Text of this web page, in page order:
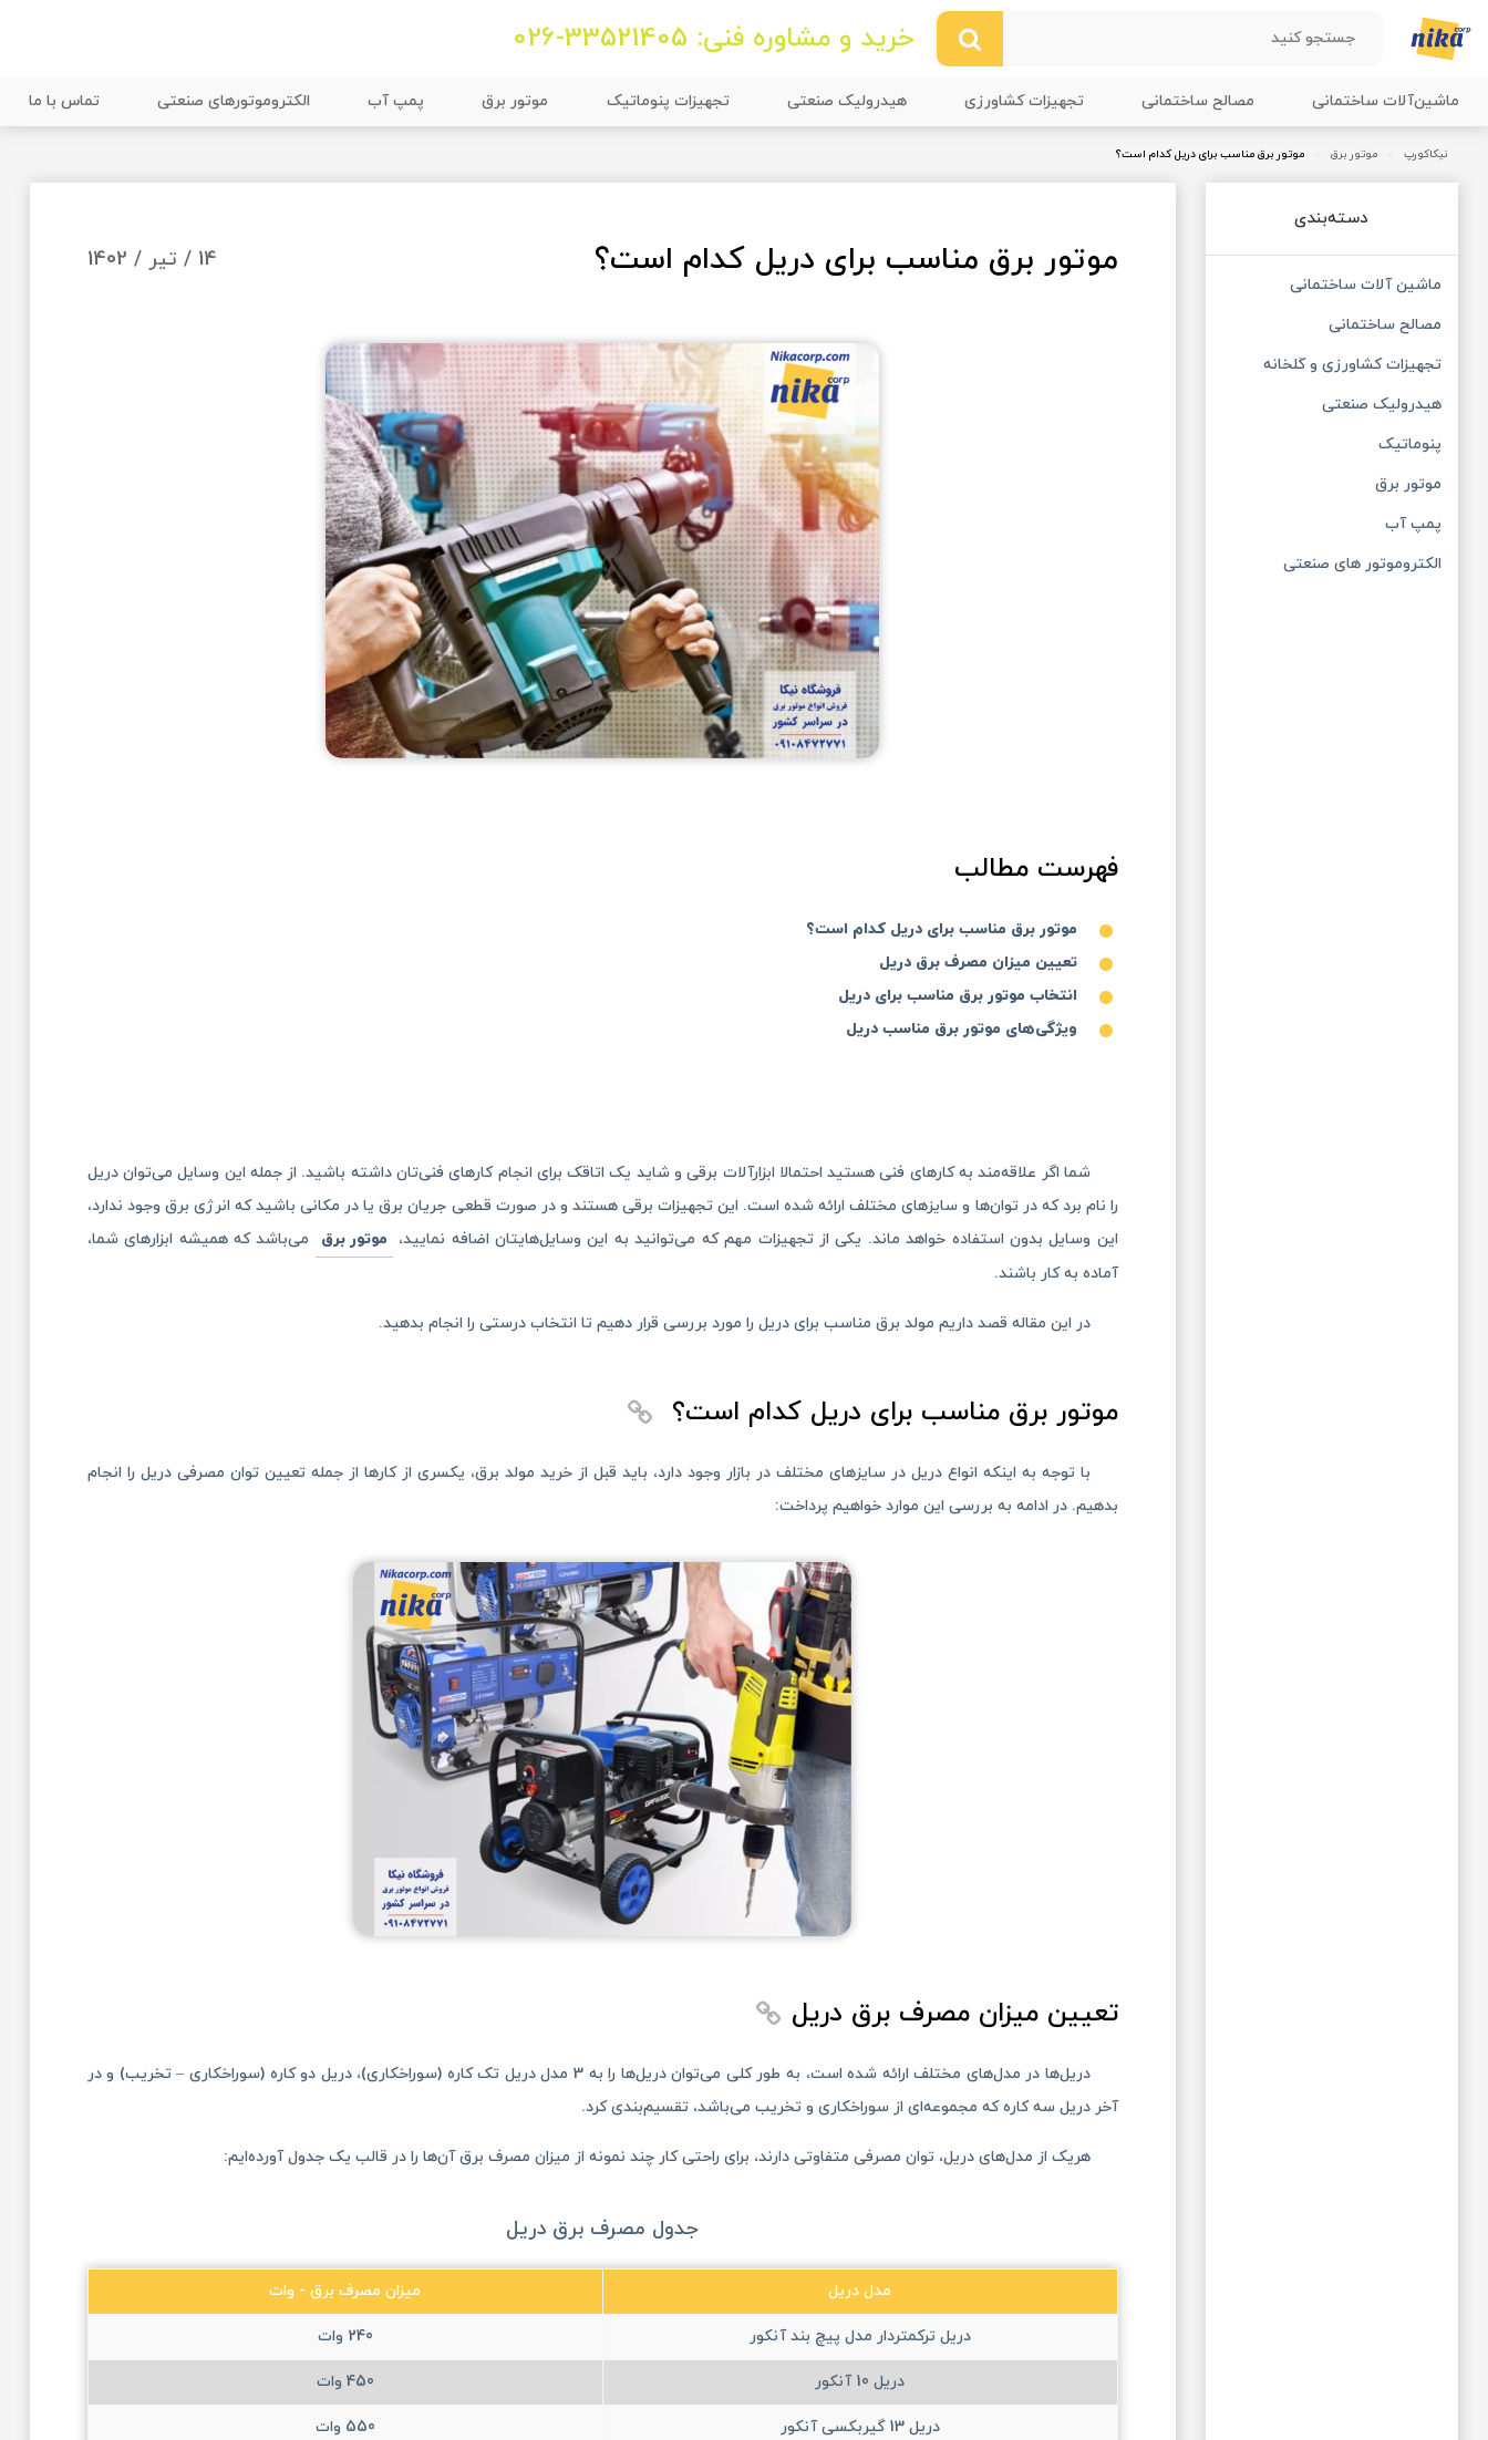
خرید و مشاوره فنی: 33521405-026
ماشین‌آلات ساختمانی مصالح ساختمانی تجهیزات کشاورزی هیدرولیک صنعتی تجهیزات پنوماتیک موتور برق پمپ آب الکتروموتورهای صنعتی تماس با ما
نیکاکورپ موتور برق موتور برق مناسب برای دریل کدام است؟
موتور برق مناسب برای دریل کدام است؟ 14 / تیر / 1402
فهرست مطالب
موتور برق مناسب برای دریل کدام است؟
تعیین میزان مصرف برق دریل
انتخاب موتور برق مناسب برای دریل
ویژگی‌های موتور برق مناسب دریل
شما اگر علاقه‌مند به کار‌های فنی هستید احتمالا ابزار‌آلات برقی و شاید یک اتاقک برای انجام کار‌های فنی‌تان داشته باشید. از جمله این وسایل می‌توان دریل
را نام برد که در توان‌ها و سایز‌های مختلف ارائه شده است. این تجهیزات برقی هستند و در صورت قطعی جریان برق یا در مکانی باشید که انرژی برق وجود ندارد،
این وسایل بدون استفاده خواهد ماند. یکی از تجهیزات مهم که می‌توانید به این وسایل‌هایتان اضافه نمایید،
موتور برق
می‌باشد که همیشه ابزار‌های شما،
آماده به کار باشند.
در این مقاله قصد داریم مولد برق مناسب برای دریل را مورد بررسی قرار دهیم تا انتخاب درستی را انجام بدهید.
موتور برق مناسب برای دریل کدام است؟
با توجه به اینکه انواع دریل در سایز‌های مختلف در بازار وجود دارد، باید قبل از خرید مولد برق، یکسری از کار‌ها از جمله تعیین توان مصرفی دریل را انجام
بدهیم. در ادامه به بررسی این موارد خواهیم پرداخت:
تعیین میزان مصرف برق دریل
دریل‌ها در مدل‌های مختلف ارائه شده است، به طور کلی می‌توان دریل‌ها را به 3 مدل دریل تک کاره (سوراخکاری)، دریل دو کاره (سوراخکاری – تخریب) و در
آخر دریل سه کاره که مجموعه‌ای از سوراخکاری و تخریب می‌باشد، تقسیم‌بندی کرد.
هریک از مدل‌های دریل، توان مصرفی متفاوتی دارند، برای راحتی کار چند نمونه از میزان مصرف برق آن‌ها را در قالب یک جدول آورده‌ایم:
جدول مصرف برق دریل
مدل دریل میزان مصرف برق - وات
دریل ترکمتردار مدل پیچ بند آنکور 240 وات
دریل 10 آنکور 450 وات
دریل 13 گیربکسی آنکور 550 وات
دسته‌بندی
ماشین آلات ساختمانی
مصالح ساختمانی
تجهیزات کشاورزی و گلخانه
هیدرولیک صنعتی
پنوماتیک
موتور برق
پمپ آب
الکتروموتور های صنعتی